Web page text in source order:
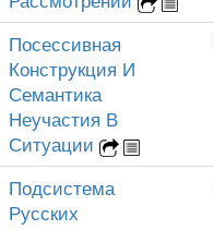
Посессивная
Конструкция И
Семантика
Неучастия В
Ситуации
Подсистема
Русских